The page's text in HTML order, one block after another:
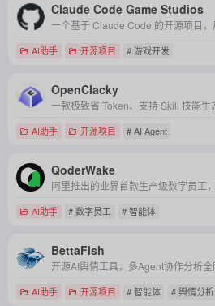
Claude Code Game Studios
AI助手 开源项目 # 游戏开发
OpenClacky
AI助手 开源项目 # AI Agent
QoderWake
AI助手 # 数字员工 # 智能体
BettaFish
AI助手 开源项目 # 智能体 # 舆情分析